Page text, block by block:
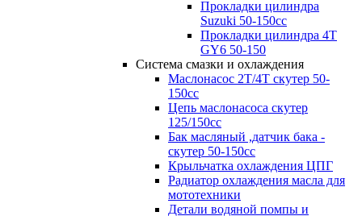
Прокладки цилиндра
Suzuki 50-150cc
Прокладки цилиндра 4Т
GY6 50-150
Система смазки и охлаждения
Маслонасос 2Т/4Т скутер 50-
150сс
Цепь маслонасоса скутер
125/150сс
Бак масляный ,датчик бака -
скутер 50-150сс
Крыльчатка охлаждения ЦПГ
Радиатор охлаждения масла для
мототехники
Детали водяной помпы и